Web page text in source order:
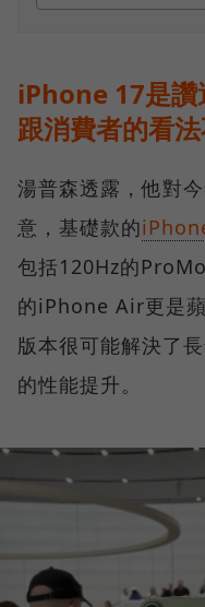
iPhone 17是讚
跟消費者的看
湯普森透露，他對
意，基礎款的
包括120Hz的
的iPhone Air更是
版本很可能解決了
的性能提升。